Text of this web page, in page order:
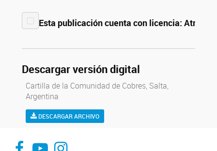
Esta publicación cuenta con licencia:
Descargar versión digital
Cartilla de la Comunidad de Cobres, Salta,
Argentina
DESCARGAR ARCHIVO
Facebook UE CISOR
Canal YouTube UE CISORInstagram UE CISOR